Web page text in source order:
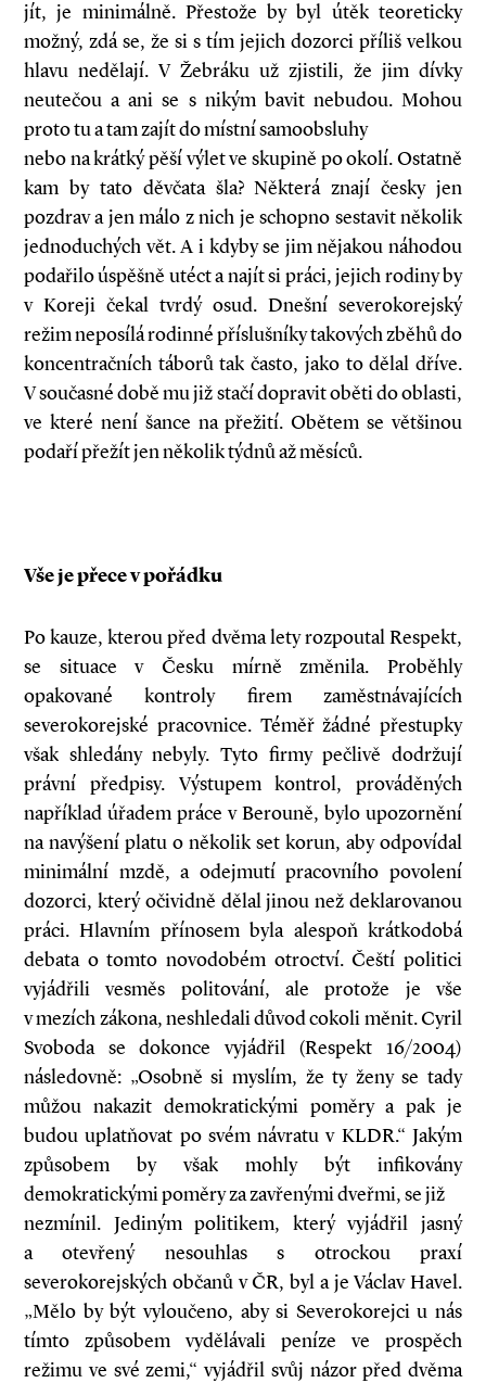
jít, je minimálně. Přestože by byl útěk teoreticky
možný, zdá se, že si s tím jejich dozorci příliš velkou
hlavu nedělají. V Žebráku už zjistili, že jim dívky
neutečou a ani se s nikým bavit nebudou. Mohou
proto tu a tam zajít do místní samoobsluhy
nebo na krátký pěší výlet ve skupině po okolí. Ostatně
kam by tato děvčata šla? Některá znají česky jen
pozdrav a jen málo z nich je schopno sestavit několik
jednoduchých vět. A i kdyby se jim nějakou náhodou
podařilo úspěšně utéct a najít si práci, jejich rodiny by
v Koreji čekal tvrdý osud. Dnešní severokorejský
režim neposílá rodinné příslušníky takových zběhů do
koncentračních táborů tak často, jako to dělal dříve.
V současné době mu již stačí dopravit oběti do oblasti,
ve které není šance na přežití. Obětem se většinou
podaří přežít jen několik týdnů až měsíců.
Vše je přece v pořádku
Po kauze, kterou před dvěma lety rozpoutal Respekt,
se situace v Česku mírně změnila. Proběhly
opakované kontroly firem zaměstnávajících
severokorejské pracovnice. Téměř žádné přestupky
však shledány nebyly. Tyto firmy pečlivě dodržují
právní předpisy. Výstupem kontrol, prováděných
například úřadem práce v Berouně, bylo upozornění
na navýšení platu o několik set korun, aby odpovídal
minimální mzdě, a odejmutí pracovního povolení
dozorci, který očividně dělal jinou než deklarovanou
práci. Hlavním přínosem byla alespoň krátkodobá
debata o tomto novodobém otroctví. Čeští politici
vyjádřili vesměs politování, ale protože je vše
v mezích zákona, neshledali důvod cokoli měnit. Cyril
Svoboda se dokonce vyjádřil (Respekt 16/2004)
následovně: „Osobně si myslím, že ty ženy se tady
můžou nakazit demokratickými poměry a pak je
budou uplatňovat po svém návratu v KLDR.“ Jakým
způsobem by však mohly být infikovány
demokratickými poměry za zavřenými dveřmi, se již
nezmínil. Jediným politikem, který vyjádřil jasný
a otevřený nesouhlas s otrockou praxí
severokorejských občanů v ČR, byl a je Václav Havel.
„Mělo by být vyloučeno, aby si Severokorejci u nás
tímto způsobem vydělávali peníze ve prospěch
režimu ve své zemi,“ vyjádřil svůj názor před dvěma